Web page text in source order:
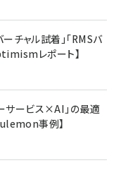
・グリコで学んだ失敗
貯めた株式投資
組織」から「高め合う
っと見る
チャル試着」「RMSバ
レポート】
サービス×AI」の最適
事例】